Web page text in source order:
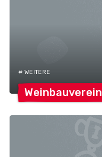
# WEITERE
Weinbauverein